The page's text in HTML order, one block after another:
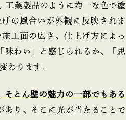
工業製品のように均一な色で塗
の風合いが外観に反映されま
工面の広さ、仕上げ方によっ
味わい」と感じられるか、「思
わります。
とん壁の魅力の一部でもある
あり、そこに光が当たることで